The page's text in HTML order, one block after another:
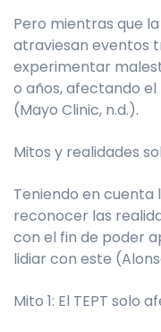
Pero mientras que
atraviesan eventos
experimentar
o años, afectando
(Mayo Clinic, n.d.).
Mitos y realidades
Teniendo en cuenta
reconocer las
con el fin de poder
lidiar con este
Mito 1: El TEPT solo